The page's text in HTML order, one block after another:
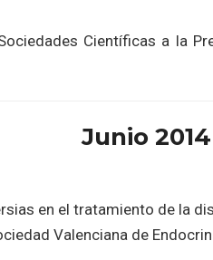
Científicas a la
Junio 2014
en el tratamiento de la
Valenciana de